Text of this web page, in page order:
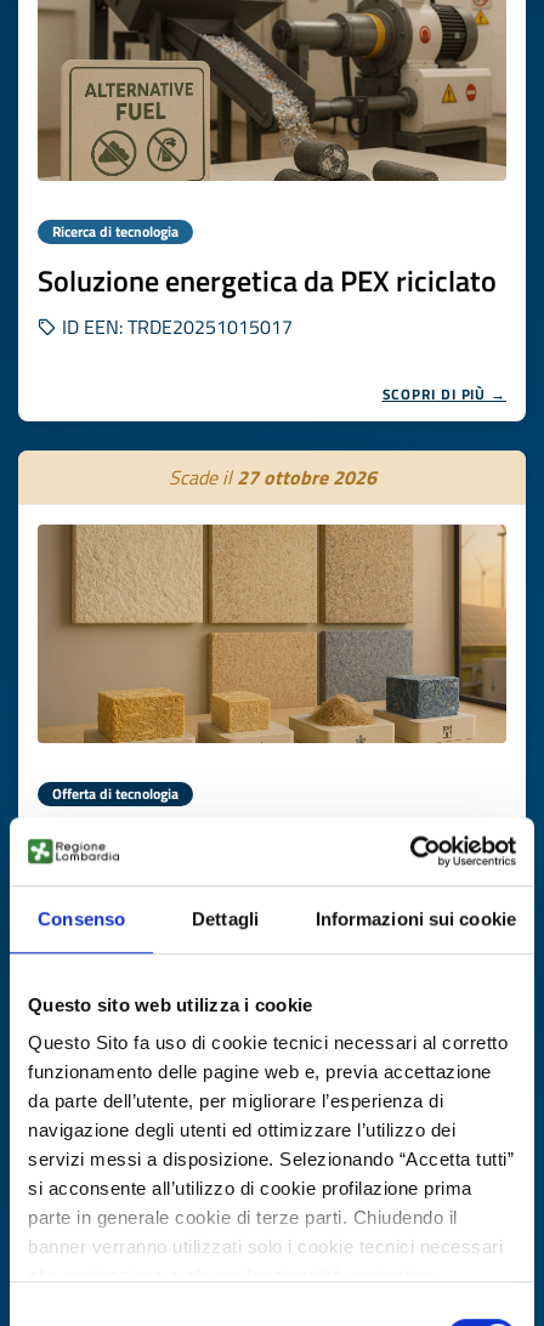
Consenso Dettagli Informazioni sui cookie
Questo sito web utilizza i cookie
Questo Sito fa uso di cookie tecnici necessari al corretto
funzionamento delle pagine web e, previa accettazione
da parte dell’utente, per migliorare l’esperienza di
navigazione degli utenti ed ottimizzare l’utilizzo dei
servizi messi a disposizione. Selezionando “Accetta tutti”
si acconsente all’utilizzo di cookie profilazione prima
parte in generale cookie di terze parti. Chiudendo il
banner verranno utilizzati solo i cookie tecnici necessari
Ricerca di tecnologia
Soluzione energetica da PEX riciclato
ID EEN: TRDE20251015017
SCOPRI DI PIÙ →
Scade il27 ottobre 2026
Offerta di tecnologia
Pannelli acustici da micelio
ID EEN: TOTR20250908014
SCOPRI DI PIÙ →
Scade il27 ottobre 2026